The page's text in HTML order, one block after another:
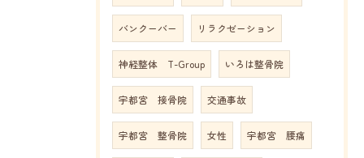
バンクーバー リラクゼーション
神経整体 T-Group いろは整骨院
宇都宮 接骨院 交通事故
宇都宮 整骨院 女性 宇都宮 腰痛